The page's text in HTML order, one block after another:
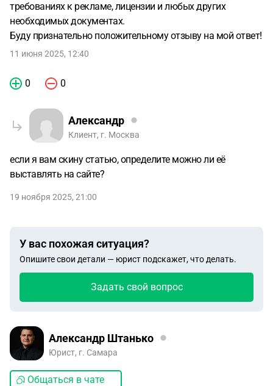
требованиях к рекламе, лицензии и любых других
необходимых документах.
Буду признательно положительному отзыву на мой ответ!
11 июня 2025, 12:40
0 0
Александр
Клиент, г. Москва
если я вам скину статью, определите можно ли её
выставлять на сайте?
19 ноября 2025, 21:00
У вас похожая ситуация?
Опишите свои детали — юрист подскажет, что делать.
Задать свой вопрос
Александр Штанько
Юрист, г. Самара
Общаться в чате